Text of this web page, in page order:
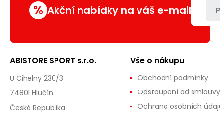
% Akční nabídky na váš e-mail
ABISTORE SPORT s.r.o.
U Cihelny 230/3
74801 Hlučín
Česká Republika
Vše o nákupu
Obchodní podmínky
Odstoupení od smlouvy
Ochrana osobních